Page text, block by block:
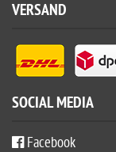
VERSAND
SOCIAL MEDIA
Facebook